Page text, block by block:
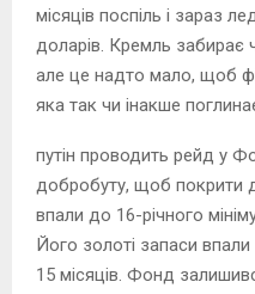
місяців поспіль і зараз
доларів. Кремль
але це надто мало, щоб
яка так чи інакше
путін проводить рейд у
добробуту, щоб покрити
впали до 16-річного
Його золоті запаси
15 місяців. Фонд